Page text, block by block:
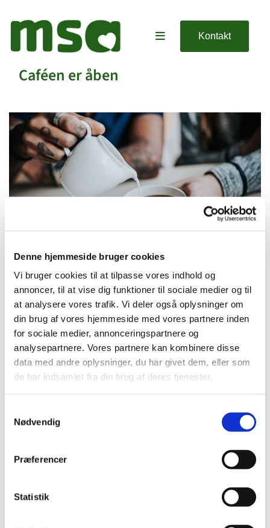
Denne hjemmeside bruger cookies
Vi bruger cookies til at tilpasse vores indhold og
annoncer, til at vise dig funktioner til sociale medier og til
at analysere vores trafik. Vi deler også oplysninger om
din brug af vores hjemmeside med vores partnere inden
for sociale medier, annonceringspartnere og
analysepartnere. Vores partnere kan kombinere disse
data med andre oplysninger, du har givet dem, eller som
de har indsamlet fra din brug af deres tjenester.
Nødvendig
Præferencer
Statistik
Kontakt
Caféen er åben
Fredag 21. maj 2027, kl. 09:00 - 14:00
Cafe, Rigensgade 21, 1316 København K